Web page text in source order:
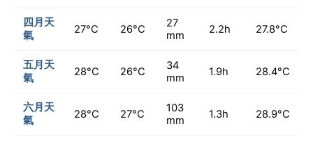
四月天
氣
27°C 26°C
27
mm
2.2h 27.8°C
五月天
氣
28°C 26°C
34
mm
1.9h 28.4°C
六月天
氣
28°C 27°C
103
mm
1.3h 28.9°C